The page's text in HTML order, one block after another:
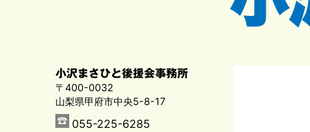
小沢まさひと後援会事務所
〒400-0032
山梨県甲府市中央5-8-17
055-225-6285